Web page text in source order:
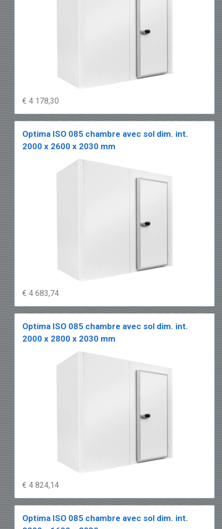
€ 4 178,30
Optima ISO 085 chambre avec sol dim. int.
2000 x 2600 x 2030 mm
€ 4 683,74
Optima ISO 085 chambre avec sol dim. int.
2000 x 2800 x 2030 mm
€ 4 824,14
Optima ISO 085 chambre avec sol dim. int.